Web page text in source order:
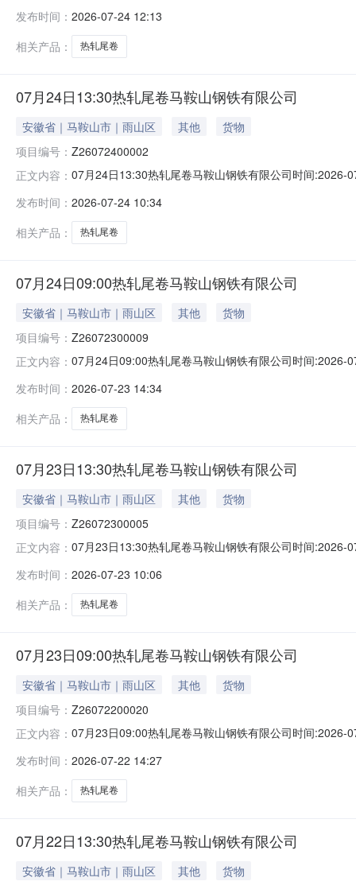
卷）Q235B2*1250*C攀钢钒1/1.59轧烂(因非计划产品的
发布时间： 2026-07-24 12:13
相关产品：
热轧尾卷
07月24日13:30热轧尾卷马鞍山钢铁有限公司
安徽省｜马鞍山市｜雨山区 其他
货物
项目编号： Z26072400002
正文内容： 07月24日13:30热轧尾卷马鞍山钢铁有限公司时间
保证金：￥1,700.00元交易保证金：￥1,700.00元竞价
发布时间： 2026-07-24 10:34
相关产品：
热轧尾卷
07月24日09:00热轧尾卷马鞍山钢铁有限公司
安徽省｜马鞍山市｜雨山区 其他
货物
项目编号： Z26072300009
正文内容： 07月24日09:00热轧尾卷马鞍山钢铁有限公司时间
保证金：￥1,700.00元交易保证金：￥1,700.00元竞价
发布时间： 2026-07-23 14:34
相关产品：
热轧尾卷
07月23日13:30热轧尾卷马鞍山钢铁有限公司
安徽省｜马鞍山市｜雨山区 其他
货物
项目编号： Z26072300005
正文内容： 07月23日13:30热轧尾卷马鞍山钢铁有限公司时间
保证金：￥1,700.00元交易保证金：￥1,700.00元竞价
发布时间： 2026-07-23 10:06
相关产品：
热轧尾卷
07月23日09:00热轧尾卷马鞍山钢铁有限公司
安徽省｜马鞍山市｜雨山区 其他
货物
项目编号： Z26072200020
正文内容： 07月23日09:00热轧尾卷马鞍山钢铁有限公司时间
保证金：￥1,700.00元交易保证金：￥1,700.00元竞价
发布时间： 2026-07-22 14:27
相关产品：
热轧尾卷
07月22日13:30热轧尾卷马鞍山钢铁有限公司
安徽省｜马鞍山市｜雨山区 其他
货物